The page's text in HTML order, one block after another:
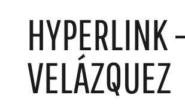
HYPERLINK
VELÁZQUEZ